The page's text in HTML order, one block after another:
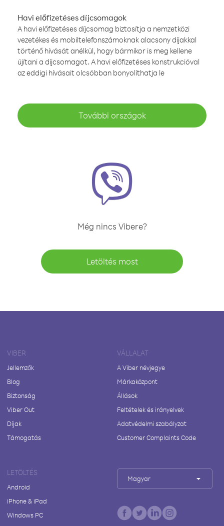
Havi előfizetéses díjcsomagok
A havi előfizetéses díjcsomag biztosítja a nemzetközi
vezetékes és mobiltelefonszámoknak alacsony díjakkal
történő hívását anélkül, hogy bármikor is meg kellene
újítani a díjcsomagot. A havi előfizetéses konstrukcióval
az eddigi hívásait olcsóbban bonyolíthatja le
További országok
Még nincs Vibere?
Letöltés most
VIBER
Jellemzők
Blog
Biztonság
Viber Out
Díjak
Támogatás
VÁLLALAT
A Viber névjegye
Márkaközpont
Állások
Feltételek és irányelvek
Adatvédelmi szabályzat
Customer Complaints Code
LETÖLTÉS
Android
iPhone & iPad
Windows PC
Magyar